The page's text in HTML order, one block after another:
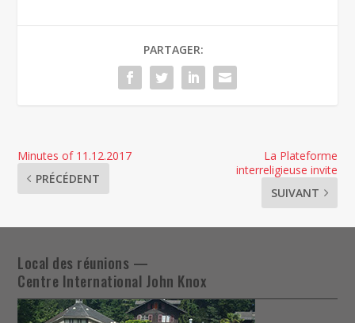
PARTAGER:
Minutes of 11.12.2017
PRÉCÉDENT
La Plateforme
interreligieuse invite
SUIVANT
Local des réunions —
Centre International John Knox